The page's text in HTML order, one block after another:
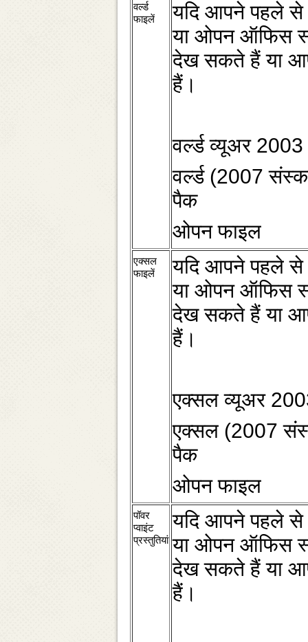
वर्ल्‍ड
फाइलें
यदि आपने पहले से
या ओपन ऑफिस
देख सकते हैं या
हैं।
वर्ल्‍ड व्‍यूअर
वर्ल्‍ड (2007
पैक
ओपन फाइल
एक्‍सल
फाइलें
यदि आपने पहले से
या ओपन ऑफिस
देख सकते हैं या
हैं।
एक्‍सल व्‍यूअर
एक्‍सल (2007
पैक
ओपन फाइल
पॉवर
प्‍वाइंट
प्रस्‍तुतियां
यदि आपने पहले से
या ओपन ऑफिस
देख सकते हैं या
हैं।